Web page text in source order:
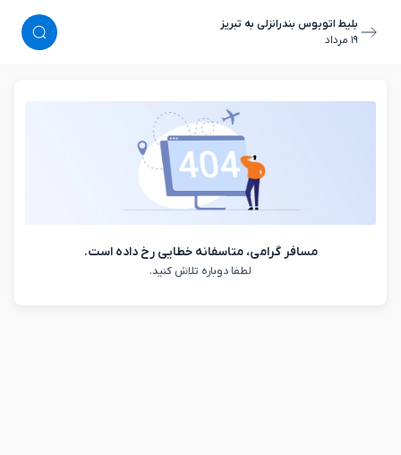
بلیط اتوبوس بندرانزلی به تبریز
١٩ مرداد
مسافر گرامی، متاسفانه خطایی رخ داده است.
لطفا دوباره تلاش کنید.